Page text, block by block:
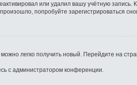
или удалил вашу учётную
попробуйте зарегистрироваться
легко получить новый. Перейдите на
с администратором конференции.